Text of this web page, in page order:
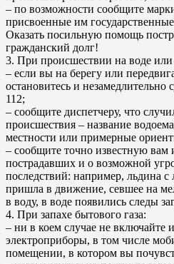
– по возможности сообщите
присвоенные им
Оказать посильную помощь
гражданский долг!
3. При происшествии на воде или
– если вы на берегу или
остановитесь и незамедлительно
112;
– сообщите диспетчеру, что
происшествия – название
местности или примерные
– сообщите точно известную
пострадавших и о возможной
последствий: например, льдина с
пришла в движение, севшее на
в воду, в воде появились следы
4. При запахе бытового газа:
– ни в коем случае не включайте
электроприборы, в том числе
помещении, в котором вы